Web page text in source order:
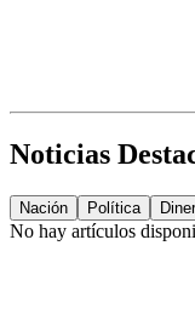
Noticias
Nación Política
No hay artículos